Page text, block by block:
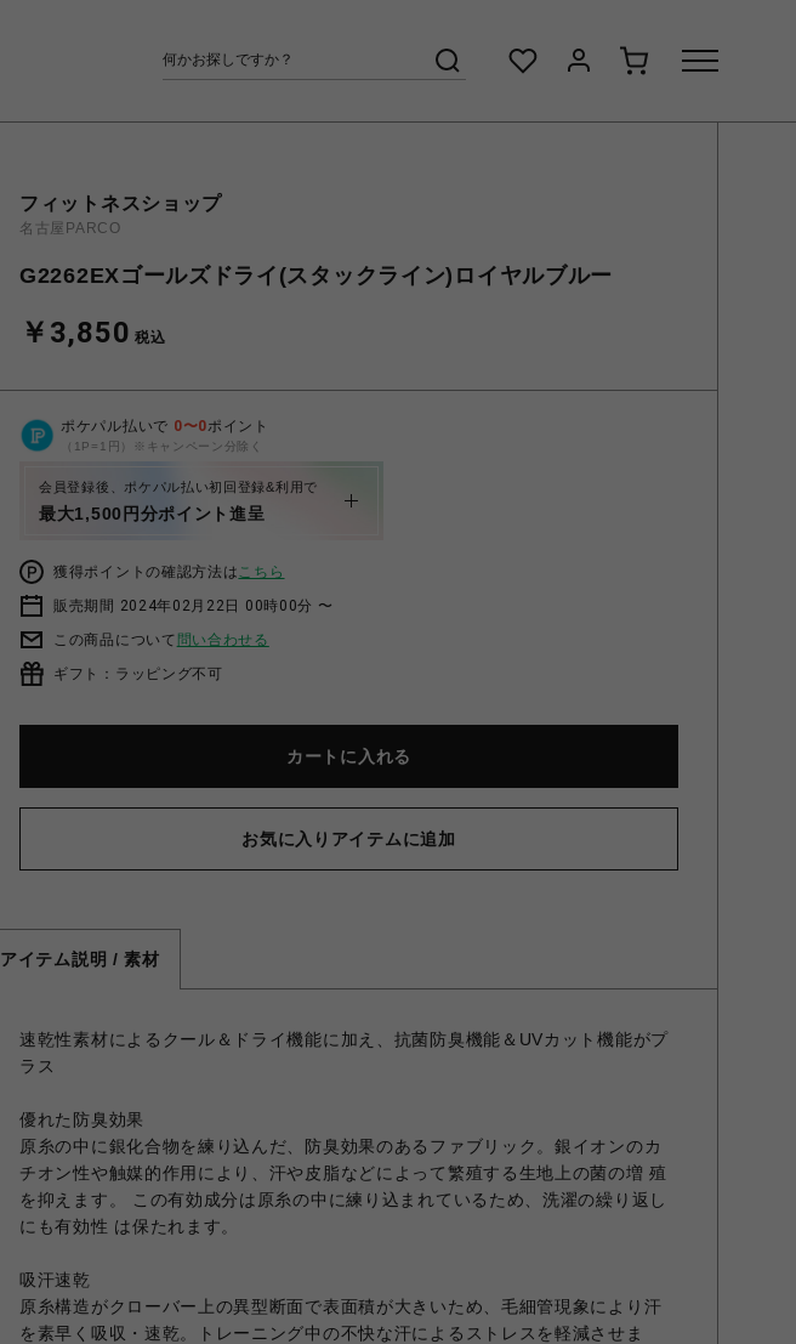
フィットネスショップ
名古屋PARCO
G2262EXゴールズドライ(スタックライン)ロイヤルブルー
￥3,850 税込
ポケパル払いで 0〜0ポイント
（1P=1円）※キャンペーン分除く
会員登録後、ポケパル払い初回登録&利用で
最大1,500円分ポイント進呈
獲得ポイントの確認方法はこちら
販売期間 2024年02月22日 00時00分 〜
この商品について 問い合わせる
ギフト：ラッピング不可
カートに入れる
お気に入りアイテムに追加
アイテム説明 / 素材
速乾性素材によるクール＆ドライ機能に加え、抗菌防臭機能＆UVカット機能がプ
ラス
優れた防臭効果
原糸の中に銀化合物を練り込んだ、防臭効果のあるファブリック。銀イオンのカ
チオン性や触媒的作用により、汗や皮脂などによって繁殖する生地上の菌の増 殖
を抑えます。 この有効成分は原糸の中に練り込まれているため、洗濯の繰り返し
にも有効性 は保たれます。
吸汗速乾
原糸構造がクローバー上の異型断面で表面積が大きいため、毛細管現象により汗
を素早く吸収・速乾。トレーニング中の不快な汗によるストレスを軽減させま